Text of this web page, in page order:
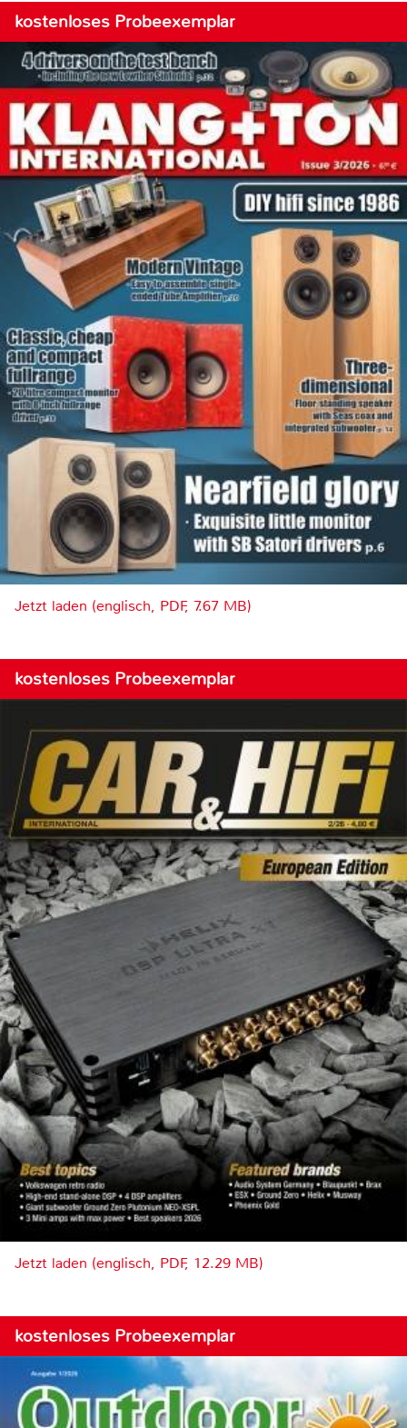
kostenloses Probeexemplar
Jetzt laden (englisch, PDF, 7.67 MB)
kostenloses Probeexemplar
Jetzt laden (englisch, PDF, 12.29 MB)
kostenloses Probeexemplar